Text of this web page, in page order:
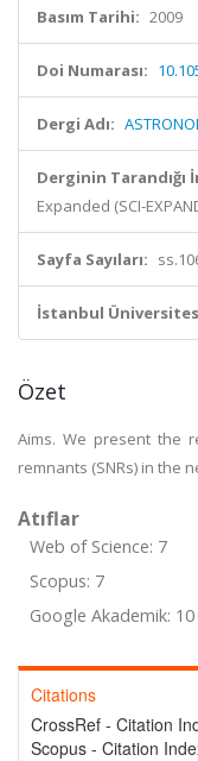
Basım Tarihi: 2009
Doi Numarası:
Dergi Adı:
Derginin Tarandığı
Expanded (SCI-
Sayfa Sayıları:
İstanbul
Özet
Aims. We present the
remnants (SNRs) in the
Atıflar
Web of Science: 7
Scopus: 7
Google Akademik: 10
Citations
CrossRef - Citation
Scopus - Citation